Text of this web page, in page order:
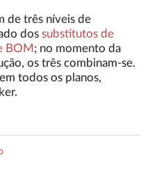
de três níveis de
dos substitutos de
BOM ; no momento da
os três combinam-se.
todos os planos,